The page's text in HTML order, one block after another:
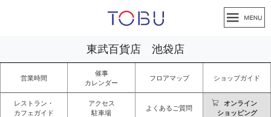
東武百貨店 池袋店
営業時間
催事
カレンダー
フロアマップ ショップガイド
レストラン・
カフェガイド
アクセス
駐車場
よくあるご質問
オンライン
ショッピング